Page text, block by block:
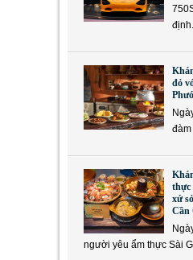
đỏ
đàm
thực
xứ
Cần
người yêu ẩm thực Sài